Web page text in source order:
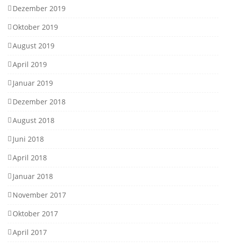
Dezember 2019
Oktober 2019
August 2019
April 2019
Januar 2019
Dezember 2018
August 2018
Juni 2018
April 2018
Januar 2018
November 2017
Oktober 2017
April 2017